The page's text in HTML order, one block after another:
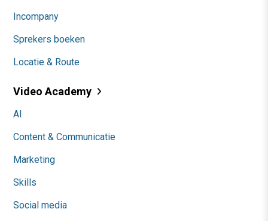
Incompany
Sprekers boeken
Locatie & Route
Video Academy
AI
Content & Communicatie
Marketing
Skills
Social media